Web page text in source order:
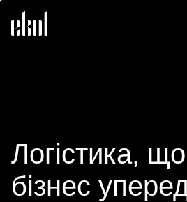
Логістика,
бізнес